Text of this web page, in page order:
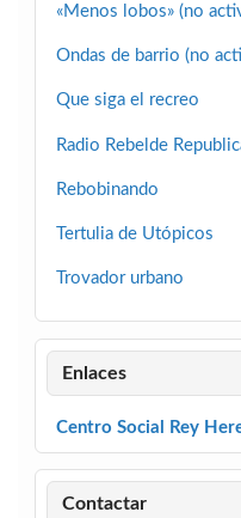
«Menos lobos» (no
Ondas de barrio (no
Que siga el recreo
Radio Rebelde
Rebobinando
Tertulia de Utópicos
Trovador urbano
Enlaces
Centro Social Rey
Contactar